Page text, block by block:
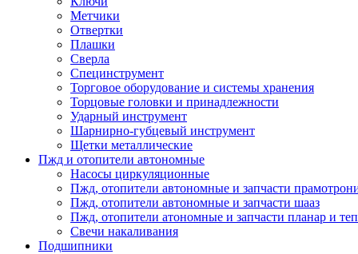
Метчики
Отвертки
Плашки
Сверла
Специнструмент
Торговое оборудование и системы хранения
Торцовые головки и принадлежности
Ударный инструмент
Шарнирно-губцевый инструмент
Щетки металлические
Пжд и отопители автономные
Насосы циркуляционные
Пжд, отопители автономные и запчасти
Пжд, отопители автономные и запчасти шааз
Пжд, отопители атономные и запчасти планар и
Свечи накаливания
Подшипники